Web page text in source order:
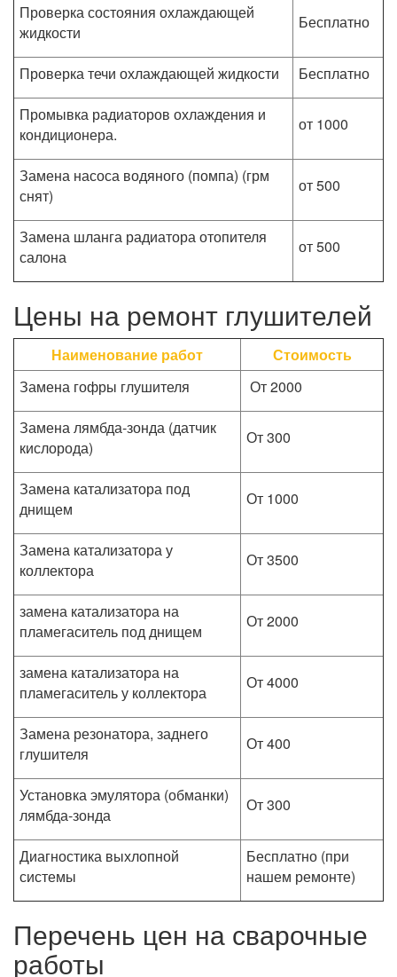
Проверка состояния охлаждающей
жидкости
Бесплатно
Проверка течи охлаждающей жидкости
Бесплатно
Промывка радиаторов охлаждения и
кондиционера.
от 1000
Замена насоса водяного (помпа) (грм
снят)
от 500
Замена шланга радиатора отопителя
салона
от 500
Цены на ремонт глушителей
Наименование работ
Стоимость
Замена гофры глушителя
От 2000
Замена лямбда-зонда (датчик
кислорода)
От 300
Замена катализатора под
днищем
От 1000
Замена катализатора у
коллектора
От 3500
замена катализатора на
пламегаситель под днищем
От 2000
замена катализатора на
пламегаситель у коллектора
От 4000
Замена резонатора, заднего
глушителя
От 400
Установка эмулятора (обманки)
лямбда-зонда
От 300
Диагностика выхлопной
системы
Бесплатно (при
нашем ремонте)
Перечень цен на сварочные
работы